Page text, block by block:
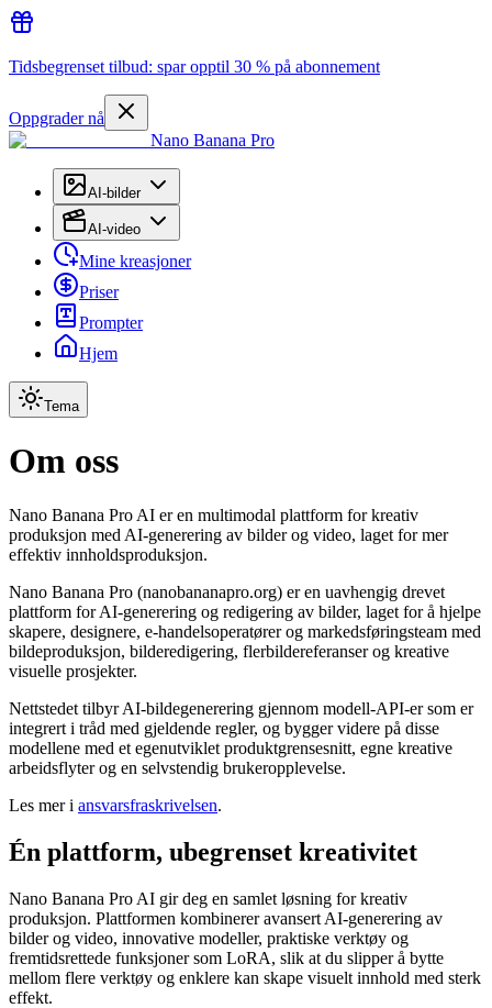
Tidsbegrenset tilbud: spar opptil 30 % på abonnement
Oppgrader nå
Nano Banana Pro
AI-bilder
AI-video
Mine kreasjoner
Priser
Prompter
Hjem
Tema
Om oss
Nano Banana Pro AI er en multimodal plattform for kreativ
produksjon med AI-generering av bilder og video, laget for mer
effektiv innholdsproduksjon.
Nano Banana Pro (nanobananapro.org) er en uavhengig drevet
plattform for AI-generering og redigering av bilder, laget for å hjelpe
skapere, designere, e-handelsoperatører og markedsføringsteam med
bildeproduksjon, bilderedigering, flerbildereferanser og kreative
visuelle prosjekter.
Nettstedet tilbyr AI-bildegenerering gjennom modell-API-er som er
integrert i tråd med gjeldende regler, og bygger videre på disse
modellene med et egenutviklet produktgrensesnitt, egne kreative
arbeidsflyter og en selvstendig brukeropplevelse.
Les mer i ansvarsfraskrivelsen.
Én plattform, ubegrenset kreativitet
Nano Banana Pro AI gir deg en samlet løsning for kreativ
produksjon. Plattformen kombinerer avansert AI-generering av
bilder og video, innovative modeller, praktiske verktøy og
fremtidsrettede funksjoner som LoRA, slik at du slipper å bytte
mellom flere verktøy og enklere kan skape visuelt innhold med sterk
effekt.